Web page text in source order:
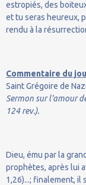
estropiés, des
et tu seras heureux,
rendu à la
Commentaire du
Saint Grégoire de
Sermon sur l'amour
124 rev.).
Dieu, ému par la
prophètes, après lui
1,26)...; finalement, il